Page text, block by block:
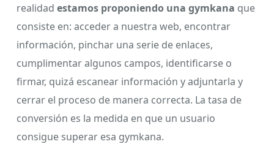
realidad estamos proponiendo una gymkana que
consiste en: acceder a nuestra web, encontrar
información, pinchar una serie de enlaces,
cumplimentar algunos campos, identificarse o
firmar, quizá escanear información y adjuntarla y
cerrar el proceso de manera correcta. La tasa de
conversión es la medida en que un usuario
consigue superar esa gymkana.